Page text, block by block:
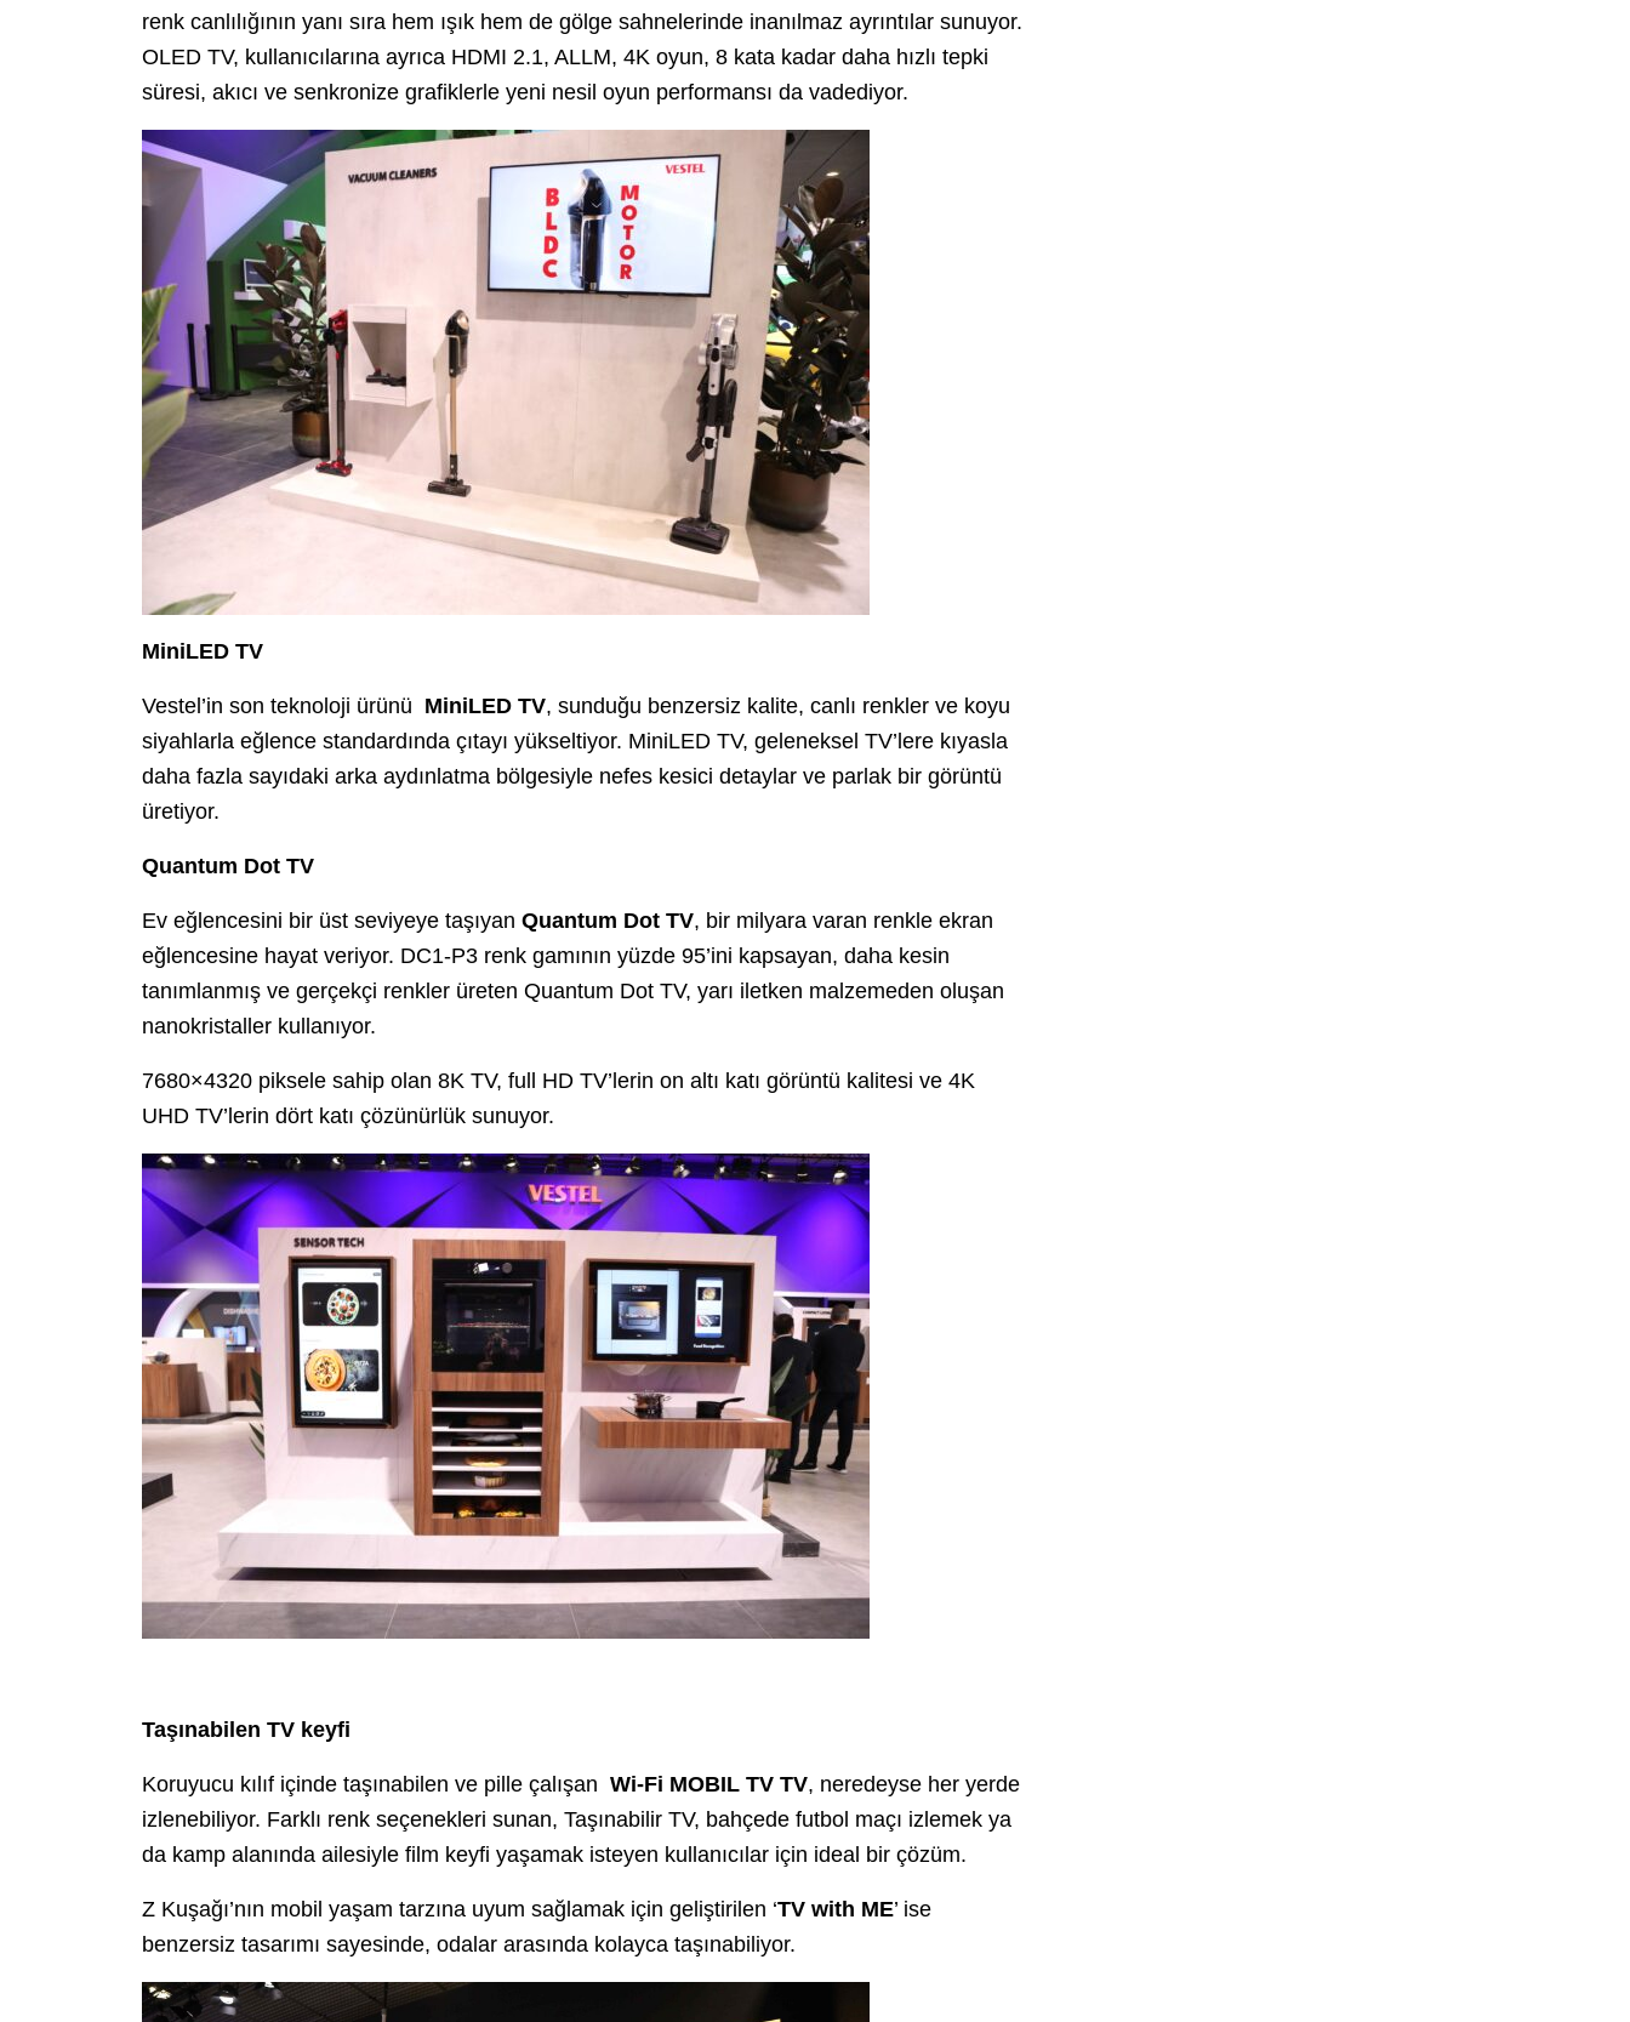
renk canlılığının yanı sıra hem ışık hem de gölge sahnelerinde inanılmaz ayrıntılar sunuyor.
OLED TV, kullanıcılarına ayrıca HDMI 2.1, ALLM, 4K oyun, 8 kata kadar daha hızlı tepki
süresi, akıcı ve senkronize grafiklerle yeni nesil oyun performansı da vadediyor.
MiniLED TV
Vestel’in son teknoloji ürünü MiniLED TV, sunduğu benzersiz kalite, canlı renkler ve koyu
siyahlarla eğlence standardında çıtayı yükseltiyor. MiniLED TV, geleneksel TV’lere kıyasla
daha fazla sayıdaki arka aydınlatma bölgesiyle nefes kesici detaylar ve parlak bir görüntü
üretiyor.
Quantum Dot TV
Ev eğlencesini bir üst seviyeye taşıyan Quantum Dot TV, bir milyara varan renkle ekran
eğlencesine hayat veriyor. DC1-P3 renk gamının yüzde 95’ini kapsayan, daha kesin
tanımlanmış ve gerçekçi renkler üreten Quantum Dot TV, yarı iletken malzemeden oluşan
nanokristaller kullanıyor.
7680×4320 piksele sahip olan 8K TV, full HD TV’lerin on altı katı görüntü kalitesi ve 4K
UHD TV’lerin dört katı çözünürlük sunuyor.
Taşınabilen TV keyfi
Koruyucu kılıf içinde taşınabilen ve pille çalışan Wi-Fi MOBIL TV TV, neredeyse her yerde
izlenebiliyor. Farklı renk seçenekleri sunan, Taşınabilir TV, bahçede futbol maçı izlemek ya
da kamp alanında ailesiyle film keyfi yaşamak isteyen kullanıcılar için ideal bir çözüm.
Z Kuşağı’nın mobil yaşam tarzına uyum sağlamak için geliştirilen ‘TV with ME’ ise
benzersiz tasarımı sayesinde, odalar arasında kolayca taşınabiliyor.